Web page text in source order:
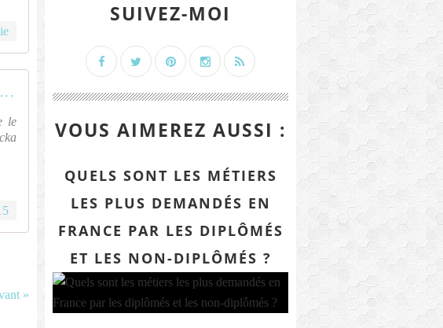
Fête de Ganesh 2015 | Montmartre Addict
le
»
SUIVEZ-MOI
VOUS AIMEREZ AUSSI :
QUELS SONT LES MÉTIERS
LES PLUS DEMANDÉS EN
FRANCE PAR LES DIPLÔMÉS
ET LES NON-DIPLÔMÉS ?